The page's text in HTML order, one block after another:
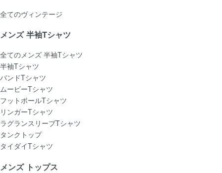
全てのヴィンテージ
メンズ 半袖Tシャツ
全てのメンズ 半袖Tシャツ
半袖Tシャツ
バンドTシャツ
ムービーTシャツ
フットボールTシャツ
リンガーTシャツ
ラグランスリーブTシャツ
タンクトップ
タイダイTシャツ
メンズ トップス